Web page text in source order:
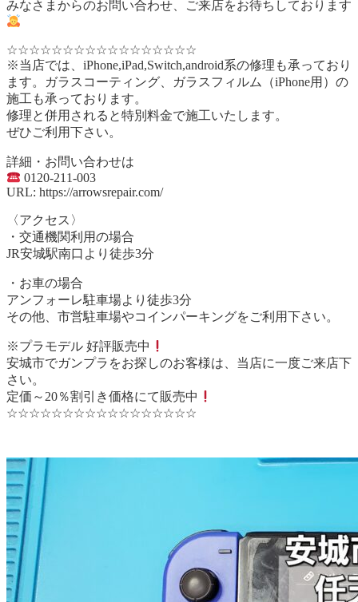
みなさまからのお問い合わせ、ご来店をお待ちしております
☆☆☆☆☆☆☆☆☆☆☆☆☆☆☆☆☆
※当店では、iPhone,iPad,Switch,android系の修理も承っており
ます。ガラスコーティング、ガラスフィルム（iPhone用）の
施工も承っております。
修理と併用されると特別料金で施工いたします。
ぜひご利用下さい。
詳細・お問い合わせは
0120-211-003
URL: https://arrowsrepair.com/
〈アクセス〉
・交通機関利用の場合
JR安城駅南口より徒歩3分
・お車の場合
アンフォーレ駐車場より徒歩3分
その他、市営駐車場やコインパーキングをご利用下さい。
※プラモデル 好評販売中
安城市でガンプラをお探しのお客様は、当店に一度ご来店下
さい。
定価～20％割引き価格にて販売中
☆☆☆☆☆☆☆☆☆☆☆☆☆☆☆☆☆